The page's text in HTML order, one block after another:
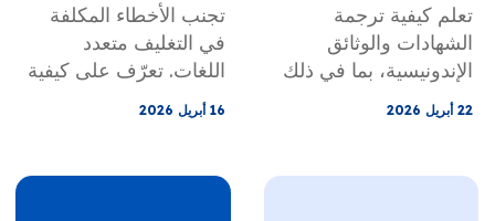
المتحدة
تعلم كيفية ترجمة
الشهادات والوثائق
الإندونيسية، بما في ذلك
الإجازات، لطلبات تأشيرة
دائرة خدمات المواطنة
22 أبريل 2026
تجنب الأخطاء المكلفة
في التغليف متعدد
اللغات. تعرّف على كيفية
إدارة توطين الملصقات،
وترجمة المكونات،
أسرع إلى السوق.
16 أبريل 2026